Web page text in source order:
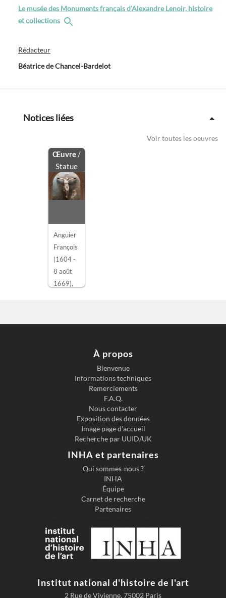
Le musée des Monuments français d'Alexandre Lenoir, histoire
et collections
Rédacteur
Béatrice de Chancel-Bardelot
Notices liées
Voir toutes les oeuvres
Œuvre /
Statue
Anguier
François
(1604 -
8 août
1669),
EN
À propos
Bienvenue
Informations techniques
Remerciements
F.A.Q.
Nous contacter
Exposition des données
Image page d'accueil
Recherche par UUID/UK
INHA et partenaires
Qui sommes-nous ?
INHA
Équipe
Carnet de recherche
Partenaires
Institut national d'histoire de l'art
2 Rue de Vivienne, 75002 Paris